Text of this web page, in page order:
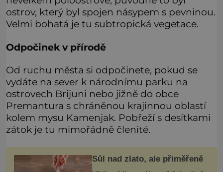
ostrov, který byl spojen násypem s pevninou.
Velmi bohatá je tu subtropická vegetace.
Odpočinek v přírodě
Od ruchu města si odpočinete, pokud se
vydáte na sever k národnímu parku na
ostrovech Brijuni nebo jižně do obce
Premantura s chráněnou krajinnou oblastí
kolem mysu Kamenjak. Pobřeží s desítkami
zátok je tu mimořádně členité.
Sůl nad zlato, ale přiměřeně